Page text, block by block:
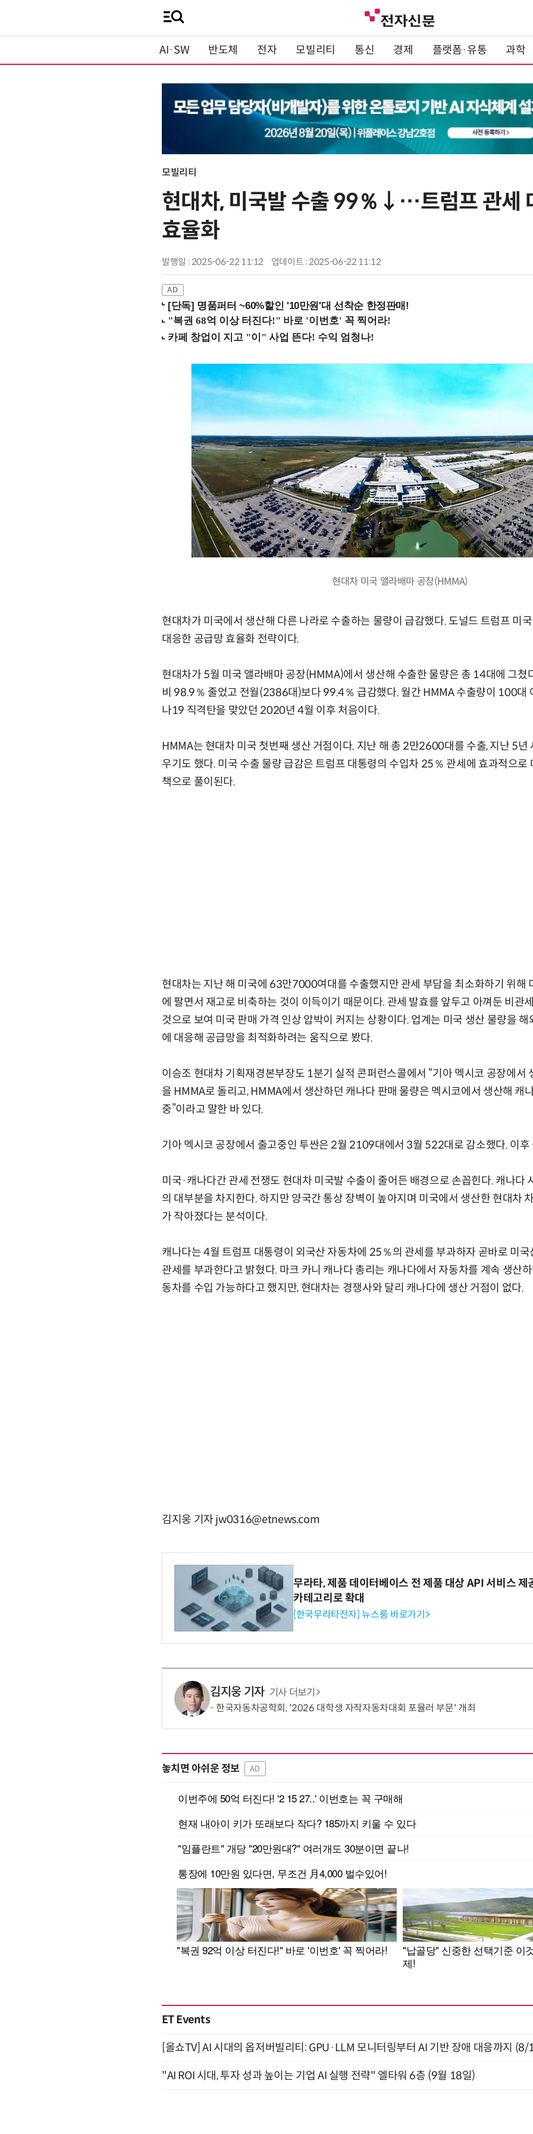
AI·SW 반도체 전자 모빌리티 통신 경제 플랫폼·유통 과학
모빌리티
현대차, 미국발 수출 99％↓…트럼프 관세
효율화
발행일 : 2025-06-22 11:12 업데이트 : 2025-06-22 11:12
[단독] 명품퍼터 ~60%할인 '10만원'대 선착순 한정판매!
현대차 미국 앨라배마 공장(HMMA)
현대차가 미국에서 생산해 다른 나라로 수출하는 물량이 급감했다. 도널드 트럼프 미
대응한 공급망 효율화 전략이다.
현대차가 5월 미국 앨라배마 공장(HMMA)에서 생산해 수출한 물량은 총 14대에 그쳤
비 98.9％ 줄었고 전월(2386대)보다 99.4％ 급감했다. 월간 HMMA 수출량이 100대
나19 직격탄을 맞았던 2020년 4월 이후 처음이다.
HMMA는 현대차 미국 첫번째 생산 거점이다. 지난 해 총 2만2600대를 수출, 지난 5년
우기도 했다. 미국 수출 물량 급감은 트럼프 대통령의 수입차 25％ 관세에 효과적으로
책으로 풀이된다.
현대차는 지난 해 미국에 63만7000여대를 수출했지만 관세 부담을 최소화하기 위해
에 팔면서 재고로 비축하는 것이 이득이기 때문이다. 관세 발효를 앞두고 아껴둔 비관
것으로 보여 미국 판매 가격 인상 압박이 커지는 상황이다. 업계는 미국 생산 물량을 해
에 대응해 공급망을 최적화하려는 움직으로 봤다.
이승조 현대차 기획재경본부장도 1분기 실적 콘퍼런스콜에서 “기아 멕시코 공장에서
을 HMMA로 돌리고, HMMA에서 생산하던 캐나다 판매 물량은 멕시코에서 생산해 캐
중”이라고 말한 바 있다.
기아 멕시코 공장에서 출고중인 투싼은 2월 2109대에서 3월 522대로 감소했다. 이후
미국·캐나다간 관세 전쟁도 현대차 미국발 수출이 줄어든 배경으로 손꼽힌다. 캐나다
의 대부분을 차지한다. 하지만 양국간 통상 장벽이 높아지며 미국에서 생산한 현대차
가 작아졌다는 분석이다.
캐나다는 4월 트럼프 대통령이 외국산 자동차에 25％의 관세를 부과하자 곧바로 미
관세를 부과한다고 밝혔다. 마크 카니 캐나다 총리는 캐나다에서 자동차를 계속 생산
동차를 수입 가능하다고 했지만, 현대차는 경쟁사와 달리 캐나다에 생산 거점이 없다.
김지웅 기자 jw0316@etnews.com
무라타, 제품 데이터베이스 전 제품 대상 API 서비스
카테고리로 확대
[한국무라타전자] 뉴스룸 바로가기>
김지웅 기자 기사 더보기
한국자동차공학회, '2026 대학생 자작자동차대회 포뮬러 부문' 개최
놓치면 아쉬운 정보 AD
ET Events
[올쇼TV] AI 시대의 옵저버빌리티: GPU·LLM 모니터링부터 AI 기반 장애 대응까지
"AI ROI 시대, 투자 성과 높이는 기업 AI 실행 전략" 엘타워 6층 (9월 18일)